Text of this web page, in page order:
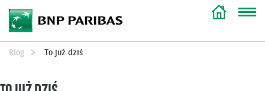
Blog To już dziś